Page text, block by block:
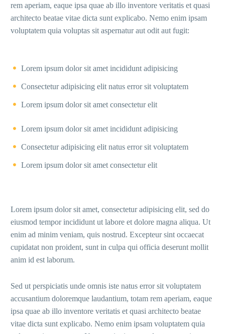
rem aperiam, eaque ipsa quae ab illo inventore veritatis et quasi
architecto beatae vitae dicta sunt explicabo. Nemo enim ipsam
voluptatem quia voluptas sit aspernatur aut odit aut fugit:
Lorem ipsum dolor sit amet incididunt adipisicing
Consectetur adipisicing elit natus error sit voluptatem
Lorem ipsum dolor sit amet consectetur elit
Lorem ipsum dolor sit amet incididunt adipisicing
Consectetur adipisicing elit natus error sit voluptatem
Lorem ipsum dolor sit amet consectetur elit
Lorem ipsum dolor sit amet, consectetur adipisicing elit, sed do
eiusmod tempor incididunt ut labore et dolore magna aliqua. Ut
enim ad minim veniam, quis nostrud. Excepteur sint occaecat
cupidatat non proident, sunt in culpa qui officia deserunt mollit
anim id est laborum.
Sed ut perspiciatis unde omnis iste natus error sit voluptatem
accusantium doloremque laudantium, totam rem aperiam, eaque
ipsa quae ab illo inventore veritatis et quasi architecto beatae
vitae dicta sunt explicabo. Nemo enim ipsam voluptatem quia